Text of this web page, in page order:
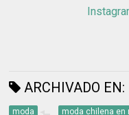
ARCHIVADO EN:
moda moda chilena en